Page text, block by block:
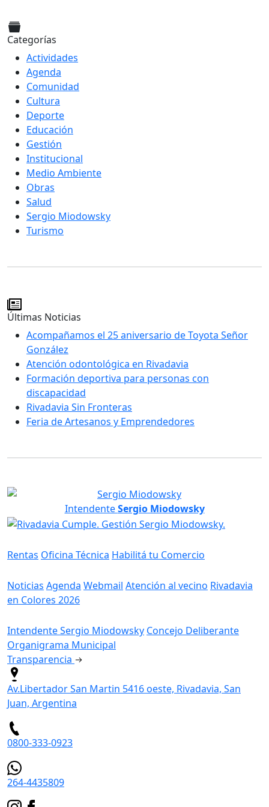
Categorías
Actividades
Agenda
Comunidad
Cultura
Deporte
Educación
Gestión
Institucional
Medio Ambiente
Obras
Salud
Sergio Miodowsky
Turismo
Últimas Noticias
Acompañamos el 25 aniversario de Toyota Señor
González
Atención odontológica en Rivadavia
Formación deportiva para personas con
discapacidad
Rivadavia Sin Fronteras
Feria de Artesanos y Emprendedores
IntendenteSergio Miodowsky
Rentas Oficina Técnica Habilitá tu Comercio
Noticias Agenda Webmail Atención al vecino Rivadavia
en Colores 2026
Intendente Sergio Miodowsky Concejo Deliberante
Organigrama Municipal
Transparencia
Av.Libertador San Martin 5416 oeste, Rivadavia, San
Juan, Argentina
0800-333-0923
264-4435809